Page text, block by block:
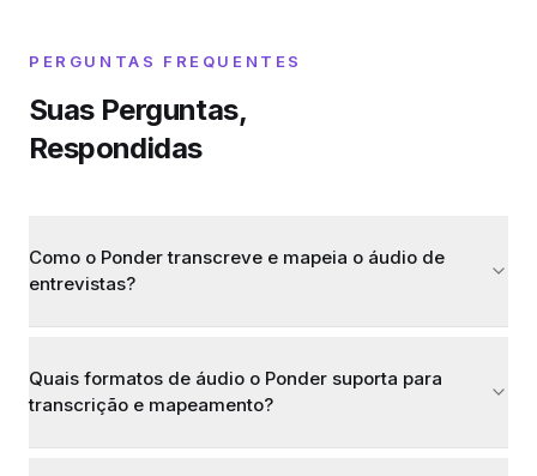
PERGUNTAS FREQUENTES
Suas Perguntas,
Respondidas
Como o Ponder transcreve e mapeia o áudio de
entrevistas?
Quais formatos de áudio o Ponder suporta para
transcrição e mapeamento?